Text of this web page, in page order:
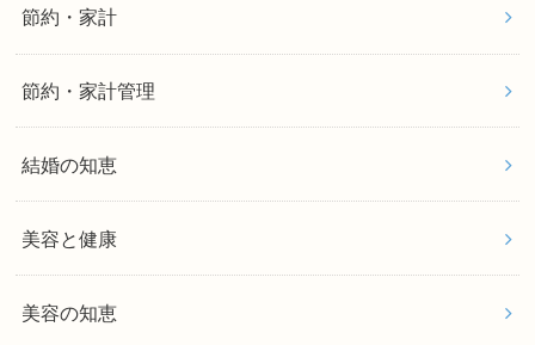
節約・家計
節約・家計管理
結婚の知恵
美容と健康
美容の知恵